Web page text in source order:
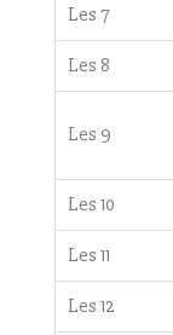
Les 7
Les 8
Les 9
Les 10
Les 11
Les 12